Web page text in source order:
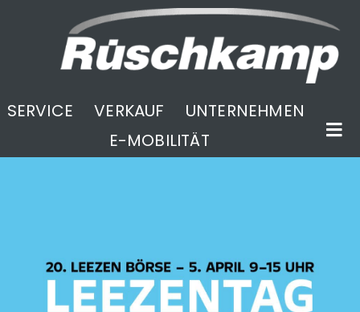
SERVICE VERKAUF
UNTERNEHMEN
E-MOBILITÄT